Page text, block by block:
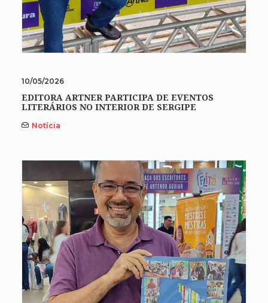
10/05/2026
EDITORA ARTNER PARTICIPA DE EVENTOS
LITERÁRIOS NO INTERIOR DE SERGIPE
Notícia